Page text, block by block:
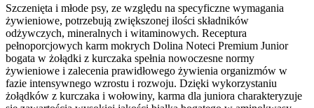
24
x
400
g
Szczenięta i młode psy, ze względu na specyficzne wymagania
żywieniowe, potrzebują zwiększonej ilości składników
odżywczych, mineralnych i witaminowych. Receptura
pełnoporcjowych karm mokrych Dolina Noteci Premium Junior
bogata w żołądki z kurczaka spełnia nowoczesne normy
żywieniowe i zalecenia prawidłowego żywienia organizmów w
fazie intensywnego wzrostu i rozwoju. Dzięki wykorzystaniu
żołądków z kurczaka i wołowiny, karma dla juniora charakteryzuje